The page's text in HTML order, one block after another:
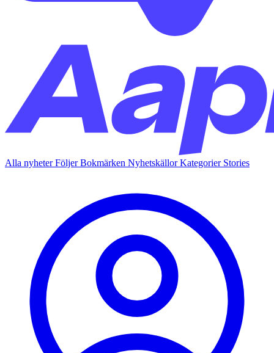
Alla nyheterFöljerBokmärken NyhetskällorKategorier Stories